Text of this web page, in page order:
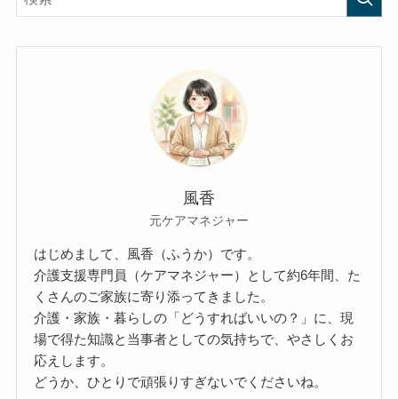
風香
元ケアマネジャー
はじめまして、風香（ふうか）です。
介護支援専門員（ケアマネジャー）として約6年間、た
くさんのご家族に寄り添ってきました。
介護・家族・暮らしの「どうすればいいの？」に、現
場で得た知識と当事者としての気持ちで、やさしくお
応えします。
どうか、ひとりで頑張りすぎないでくださいね。